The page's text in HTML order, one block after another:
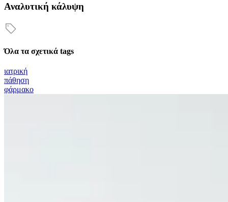
Αναλυτική κάλυψη
Όλα τα σχετικά tags
ιατρική
πάθηση
φάρμακο